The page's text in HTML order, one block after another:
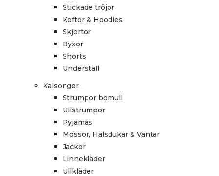
Stickade tröjor
Koftor & Hoodies
Skjortor
Byxor
Shorts
Underställ
Kalsonger
Strumpor bomull
Ullstrumpor
Pyjamas
Mössor, Halsdukar & Vantar
Jackor
Linnekläder
Ullkläder